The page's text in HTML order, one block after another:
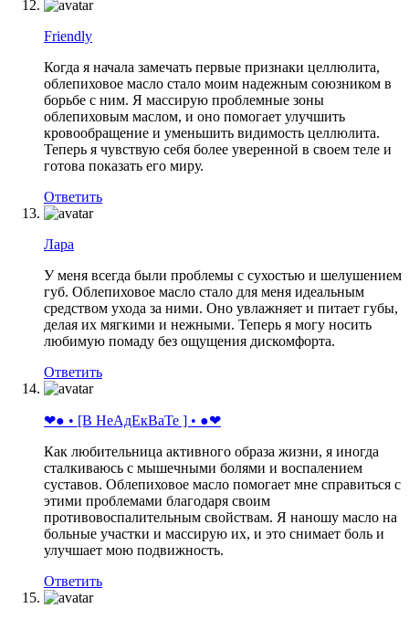
Friendly
Когда я начала замечать первые признаки целлюлита,
облепиховое масло стало моим надежным союзником в
борьбе с ним. Я массирую проблемные зоны
облепиховым маслом, и оно помогает улучшить
кровообращение и уменьшить видимость целлюлита.
Теперь я чувствую себя более уверенной в своем теле и
готова показать его миру.
Ответить
Лара
У меня всегда были проблемы с сухостью и шелушением
губ. Облепиховое масло стало для меня идеальным
средством ухода за ними. Оно увлажняет и питает губы,
делая их мягкими и нежными. Теперь я могу носить
любимую помаду без ощущения дискомфорта.
Ответить
❤● • [В НеАдЕкВаТе ] • ●❤
Как любительница активного образа жизни, я иногда
сталкиваюсь с мышечными болями и воспалением
суставов. Облепиховое масло помогает мне справиться с
этими проблемами благодаря своим
противовоспалительным свойствам. Я наношу масло на
больные участки и массирую их, и это снимает боль и
улучшает мою подвижность.
Ответить